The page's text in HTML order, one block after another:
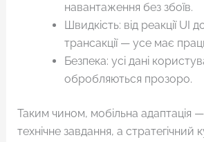
навантаження без збоїв.
Швидкість: від реакції UI
трансакції — усе має
Безпека: усі дані
обробляються прозоро.
Таким чином, мобільна адаптація
технічне завдання, а стратегічний